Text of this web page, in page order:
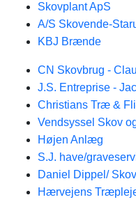
Skovplant ApS
A/S Skovende-
KBJ Brænde
CN Skovbrug -
J.S. Entreprise -
Christians Træ &
Vendsyssel Skov
Højen Anlæg
S.J. have/
Daniel Dippel/
Hærvejens